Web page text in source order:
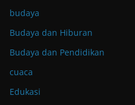
budaya
Budaya dan Hiburan
Budaya dan Pendidikan
cuaca
Edukasi